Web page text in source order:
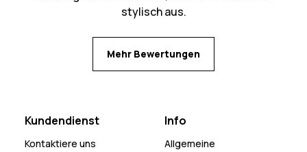
stylisch aus.
Mehr Bewertungen
Kundendienst
Kontaktiere uns
Info
Allgemeine